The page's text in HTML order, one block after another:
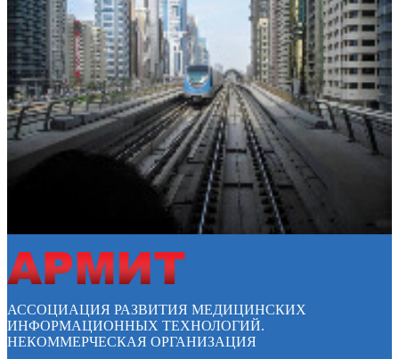
АССОЦИАЦИЯ РАЗВИТИЯ МЕДИЦИНСКИХ
ИНФОРМАЦИОННЫХ ТЕХНОЛОГИЙ.
НЕКОММЕРЧЕСКАЯ ОРГАНИЗАЦИЯ